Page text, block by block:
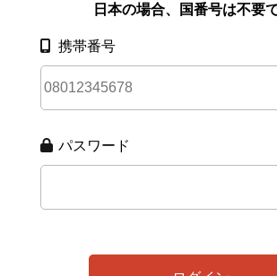
日本の場合、国番号は不要で
携帯番号
パスワード